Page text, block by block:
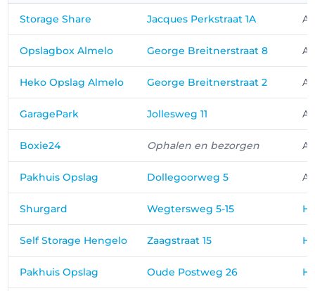
Storage Share Jacques Perkstraat 1A
Opslagbox Almelo George Breitnerstraat 8
Heko Opslag Almelo George Breitnerstraat 2
GaragePark Jollesweg 11
Boxie24 Ophalen en bezorgen
Pakhuis Opslag Dollegoorweg 5
Shurgard Wegtersweg 5-15
Self Storage Hengelo Zaagstraat 15
Pakhuis Opslag Oude Postweg 26